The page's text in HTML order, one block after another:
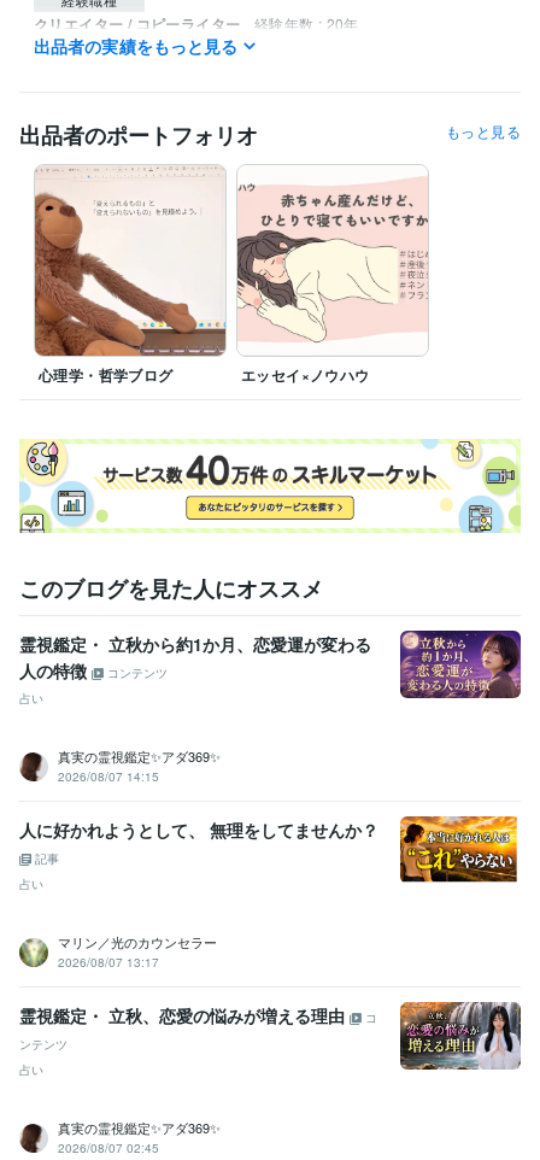
クリエイター / コピーライター 経験年数 : 20年
クリエイター / ライター・編集 経験年数 : 20年
資格・検定
日商簿記検定1級 取得年 : 1997年
普通自動車第一種運転免許 取得年 : 2001年
上級心理カウンセラー 取得年 : 2016年
ビジネス・クリエイティブツール
Word:30年
Google ドキュメント:3年
Google スプレッドシート:0年 Canva:0年
得意分野
ライティング・翻訳 コピーライティング、エッセイスト
出品者の実績をもっと見る
出品者のポートフォリオ もっと見る
心理学・哲学ブログ エッセイ×ノウハウ
このブログを見た人にオススメ
霊視鑑定・ 立秋から約1か月、恋愛運が変わる
人の特徴
コンテンツ
占い
真実の霊視鑑定✨アダ369✨
2026/08/07 14:15
人に好かれようとして、 無理をしてませんか？
記事
占い
マリン／光のカウンセラー
2026/08/07 13:17
霊視鑑定・ 立秋、恋愛の悩みが増える理由
コ
ンテンツ
占い
真実の霊視鑑定✨アダ369✨
2026/08/07 02:45